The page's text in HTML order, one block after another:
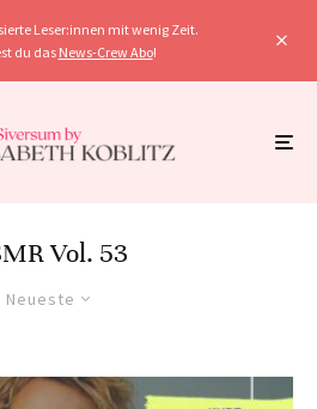
Leser:innen mit wenig Zeit.
du das News-Crew Abo!
Vol. 53
Neueste